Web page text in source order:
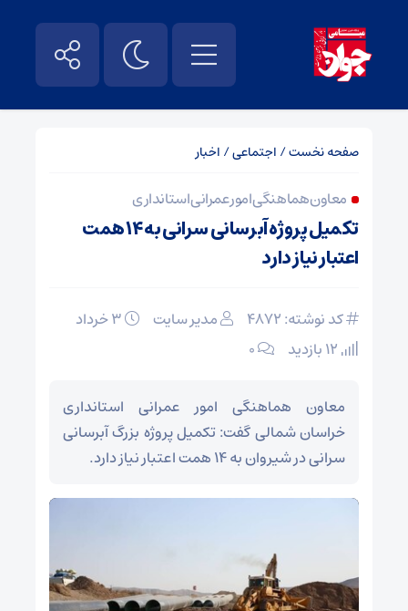
صفحه نخست/ اجتماعی/ اخبار
معاون هماهنگی امور عمرانی استانداری
تکمیل پروژه آبرسانی سرانی به ۱۴ همت
اعتبار نیاز دارد
کد نوشته: 4872 مدیر سایت
۰
معاون هماهنگی امور عمرانی استانداری
خراسان شمالی گفت: تکمیل پروژه بزرگ آبرسانی
سرانی در شیروان به ۱۴ همت اعتبار نیاز دارد.